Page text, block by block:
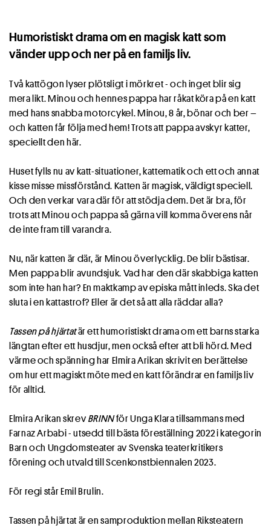
Humoristiskt drama om en magisk katt som
vänder upp och ner på en familjs liv.
Två kattögon lyser plötsligt i mörkret - och inget blir sig
mera likt. Minou och hennes pappa har råkat köra på en katt
med hans snabba motorcykel. Minou, 8 år, bönar och ber –
och katten får följa med hem! Trots att pappa avskyr katter,
speciellt den här.
Huset fylls nu av katt-situationer, kattematik och ett och annat
kisse misse missförstånd. Katten är magisk, väldigt speciell.
Och den verkar vara där för att stödja dem. Det är bra, för
trots att Minou och pappa så gärna vill komma överens når
de inte fram till varandra.
Nu, när katten är där, är Minou överlycklig. De blir bästisar.
Men pappa blir avundsjuk. Vad har den där skabbiga katten
som inte han har? En maktkamp av episka mått inleds. Ska det
sluta i en kattastrof? Eller är det så att alla räddar alla?
Tassen på hjärtatär ett humoristiskt drama om ett barns starka
längtan efter ett husdjur, men också efter att bli hörd. Med
värme och spänning har Elmira Arikan skrivit en berättelse
om hur ett magiskt möte med en katt förändrar en familjs liv
för alltid.
Elmira Arikan skrevBRINNför Unga Klara tillsammans med
Farnaz Arbabi - utsedd till bästa föreställning 2022 i kategorin
Barn och Ungdomsteater av Svenska teaterkritikers
förening och utvald till Scenkonstbiennalen 2023.
För regi står Emil Brulin.
Tassen på hjärtat är en samproduktion mellan Riksteatern